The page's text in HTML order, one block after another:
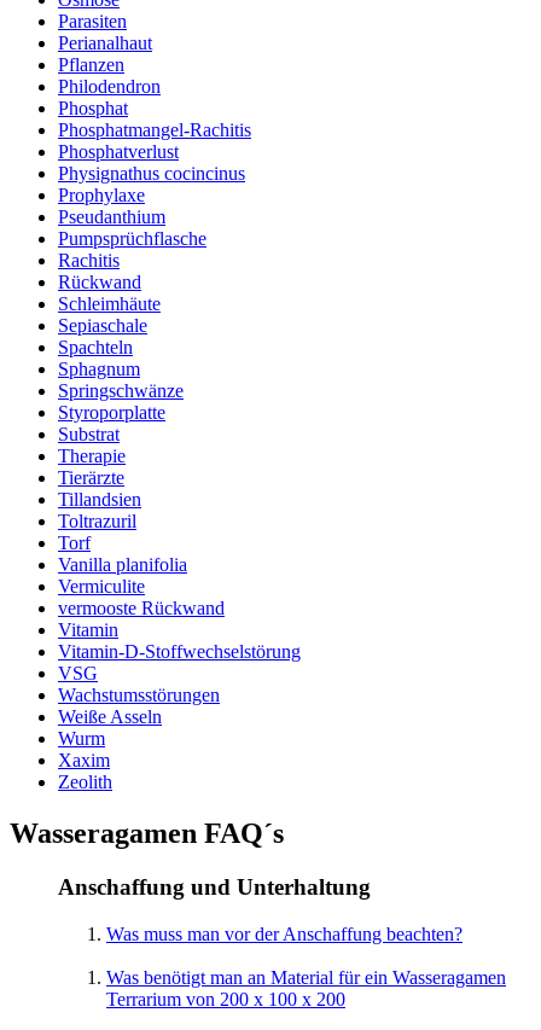
Parasiten
Perianalhaut
Pflanzen
Philodendron
Phosphat
Phosphatmangel-Rachitis
Phosphatverlust
Physignathus cocincinus
Prophylaxe
Pseudanthium
Pumpsprüchflasche
Rachitis
Rückwand
Schleimhäute
Sepiaschale
Spachteln
Sphagnum
Springschwänze
Styroporplatte
Substrat
Therapie
Tierärzte
Tillandsien
Toltrazuril
Torf
Vanilla planifolia
Vermiculite
vermooste Rückwand
Vitamin
Vitamin-D-Stoffwechselstörung
VSG
Wachstumsstörungen
Weiße Asseln
Wurm
Xaxim
Zeolith
Wasseragamen FAQ´s
Anschaffung und Unterhaltung
Was muss man vor der Anschaffung beachten?
Was benötigt man an Material für ein Wasseragamen
Terrarium von 200 x 100 x 200